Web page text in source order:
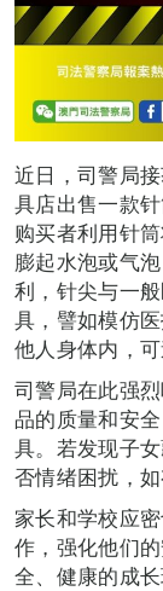
近日，司警局
具店出售一款
购买者利用针
膨起水泡或气
利，针尖与一
具，譬如模仿
他人身体内，
司警局在此强
品的质量和安
具。若发现子
否情绪困扰，
家长和学校应
作，强化他们
全、健康的成长